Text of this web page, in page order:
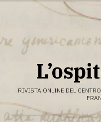
RIVISTA ONLINE DEL